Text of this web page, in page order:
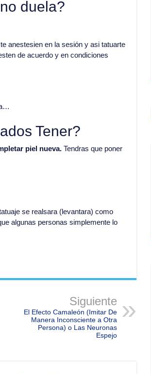
duela?
anestesien en la sesión y asi tatuarte
de acuerdo y en condiciones
Tener?
piel nueva. Tendras que poner
se realsara (levantara) como
algunas personas simplemente lo
Siguiente
El Efecto Camaleón (Imitar De
Manera Inconsciente a Otra
Persona) o Las Neuronas
Espejo